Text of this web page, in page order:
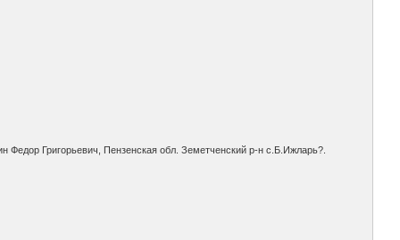
Федор Григорьевич, Пензенская обл. Земетченский р-н с.Б.Ижларь?.